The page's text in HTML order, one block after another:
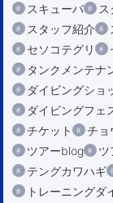
スキューバ
スタッフ紹介
セソコテグリ
タンクメンテナ
ダイビングショ
ダイビングフェ
チケット
チョ
ツアーblog
ツ
テングカワハギ
トレーニングダ